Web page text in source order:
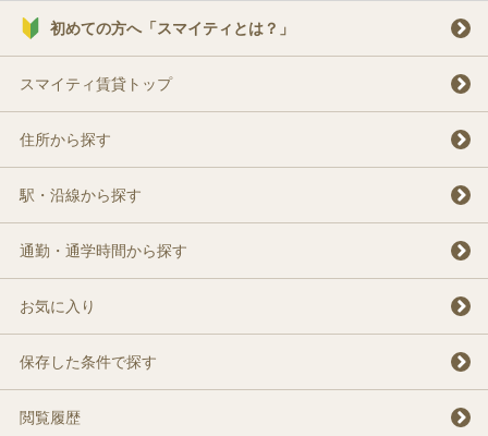
初めての方へ「スマイティとは？」
スマイティ賃貸トップ
住所から探す
駅・沿線から探す
通勤・通学時間から探す
お気に入り
保存した条件で探す
閲覧履歴